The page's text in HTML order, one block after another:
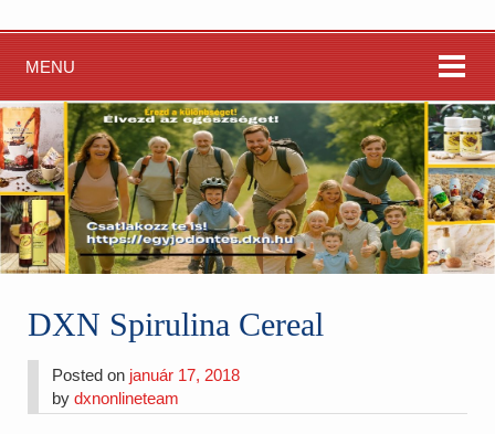
MENU
DXN Spirulina Cereal
Posted on január 17, 2018
bydxnonlineteam